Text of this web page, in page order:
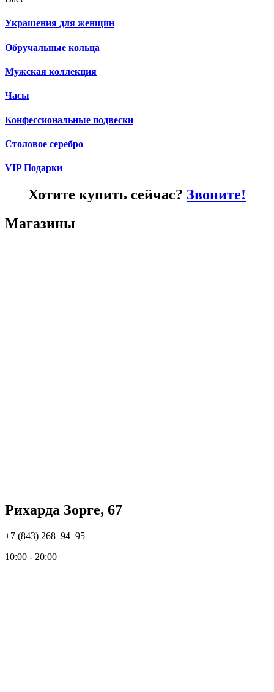
Украшения для женщин
Обручальные кольца
Мужская коллекция
Часы
Конфессиональные подвески
Столовое серебро
VIP Подарки
Хотите купить сейчас? Звоните!
Магазины
Рихарда Зорге, 67
+7 (843) 268‒94‒95
10:00 - 20:00